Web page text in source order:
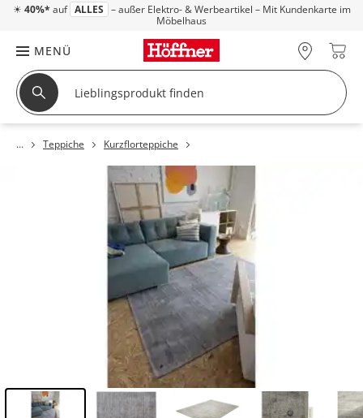
☀ 40%* auf ALLES – außer Elektro- & Werbeartikel – Mit Kundenkarte im
Möbelhaus
MENÜ
Teppiche Kurzflorteppiche